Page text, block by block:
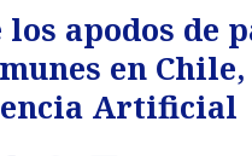
los apodos de
en
Artificial